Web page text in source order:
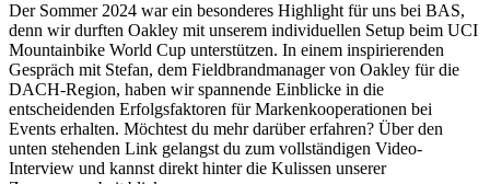
Der Sommer 2024 war ein besonderes Highlight für uns bei BAS,
denn wir durften Oakley mit unserem individuellen Setup beim UCI
Mountainbike World Cup unterstützen. In einem inspirierenden
Gespräch mit Stefan, dem Fieldbrandmanager von Oakley für die
DACH-Region, haben wir spannende Einblicke in die
entscheidenden Erfolgsfaktoren für Markenkooperationen bei
Events erhalten. Möchtest du mehr darüber erfahren? Über den
unten stehenden Link gelangst du zum vollständigen Video-
Interview und kannst direkt hinter die Kulissen unserer